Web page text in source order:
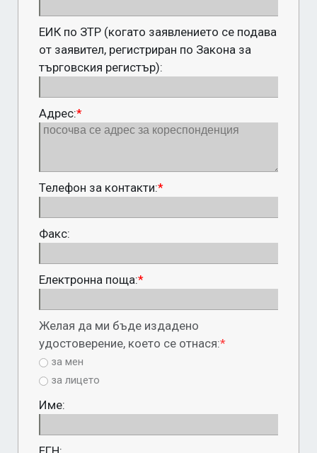
ЕИК по ЗТР (когато заявлението се подава
от заявител, регистриран по Закона за
търговския регистър):
Адрес:*
Телефон за контакти:*
Факс:
Електронна поща:*
Желая да ми бъде издадено
удостоверение, което се отнася:*
за мен
за лицето
Име: